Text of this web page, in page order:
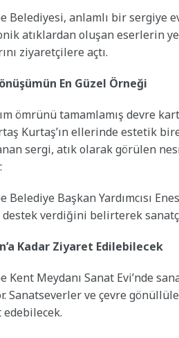
Belediyesi, anlamlı bir sergiye
atıklardan oluşan eserlerin
ziyaretçilere açtı.
En Güzel Örneği
ömrünü tamamlamış devre
Kurtaş’ın ellerinde estetik
sergi, atık olarak görülen
Belediye Başkan Yardımcısı
destek verdiğini belirterek
Kadar Ziyaret Edilebilecek
Kent Meydanı Sanat Evi’nde
Sanatseverler ve çevre